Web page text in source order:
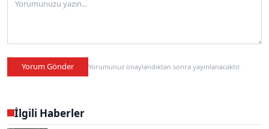
Yorum Gönder Yorumunuz onaylandıktan sonra yayınlanacaktır.
İlgili Haberler